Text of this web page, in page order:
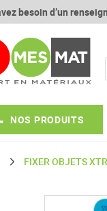
besoin d’un
NOS PRODUITS
FIXER OBJETS